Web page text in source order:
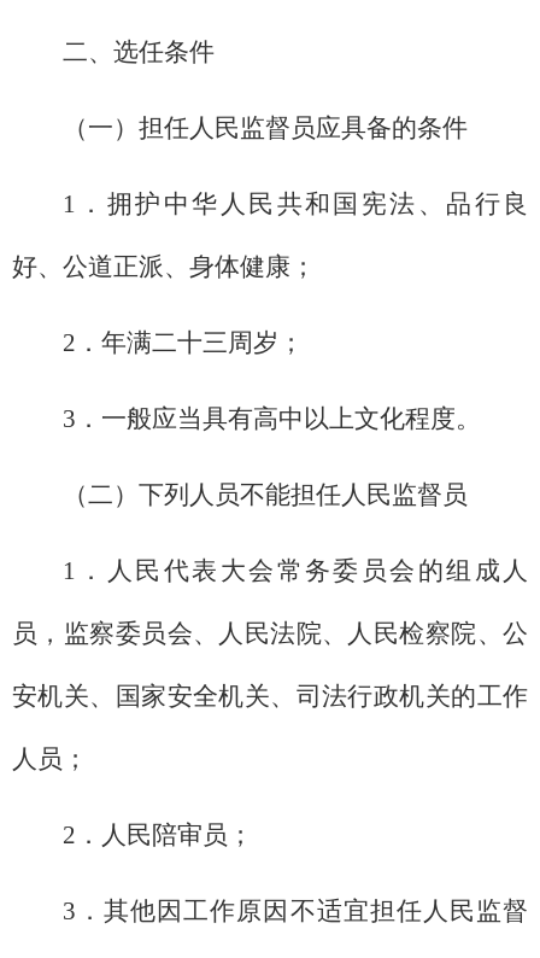
二、选任条件
（一）担任人民监督员应具备的条件
1．拥护中华人民共和国宪法、品行良
好、公道正派、身体健康；
2．年满二十三周岁；
3．一般应当具有高中以上文化程度。
（二）下列人员不能担任人民监督员
1．人民代表大会常务委员会的组成人
员，监察委员会、人民法院、人民检察院、公
安机关、国家安全机关、司法行政机关的工作
人员；
2．人民陪审员；
3．其他因工作原因不适宜担任人民监督